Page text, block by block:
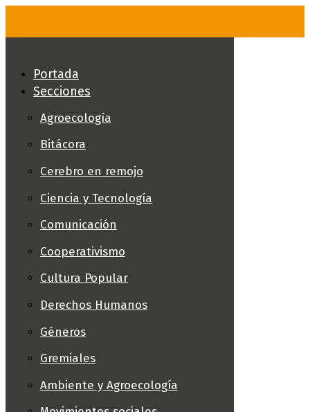
Portada
Secciones
Agroecología
Bitácora
Cerebro en remojo
Ciencia y Tecnología
Comunicación
Cooperativismo
Cultura Popular
Derechos Humanos
Géneros
Gremiales
Ambiente y Agroecología